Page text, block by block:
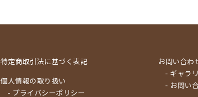
特定商取引法に基づく表記
個人情報の取り扱い
- プライバシーポリシー
お問い合わ
- ギャラ
- お問い